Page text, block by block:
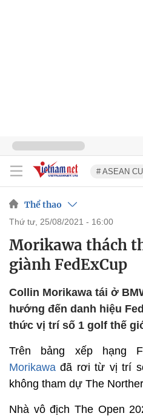
# ASEAN
Thể thao
thứ tư, 25/08/2021 - 16:00
Morikawa thách
giành FedExCup
Collin Morikawa tái ở
hướng đến danh hiệu
thức vị trí số 1 golf thế
Trên bảng xếp hạng
Morikawa đã rơi từ vị trí
không tham dự The
Nhà vô địch The Open